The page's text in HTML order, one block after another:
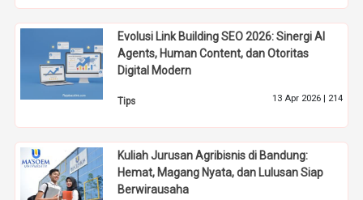
Evolusi Link Building SEO 2026: Sinergi AI
Agents, Human Content, dan Otoritas
Digital Modern
Tips 13 Apr 2026 | 214
Kuliah Jurusan Agribisnis di Bandung:
Hemat, Magang Nyata, dan Lulusan Siap
Berwirausaha